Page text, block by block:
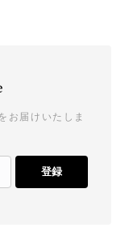
お届けいたしま
登録